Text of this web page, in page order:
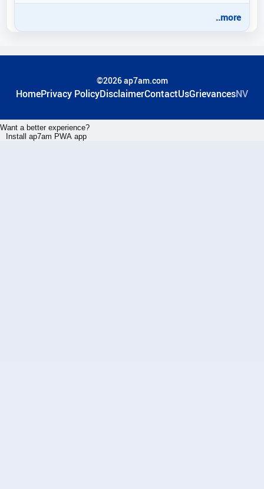
..more
©2026 ap7am.com
HomePrivacy PolicyDisclaimerContactUsGrievancesNV
Want a better experience?
Install ap7am PWA app